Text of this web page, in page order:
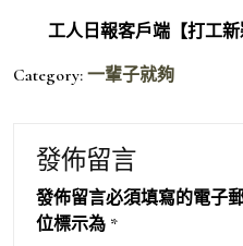
工人日報客戶端【打工新
Category: 一輩子就夠
發佈留言
發佈留言必須填寫的電子
位標示為 *